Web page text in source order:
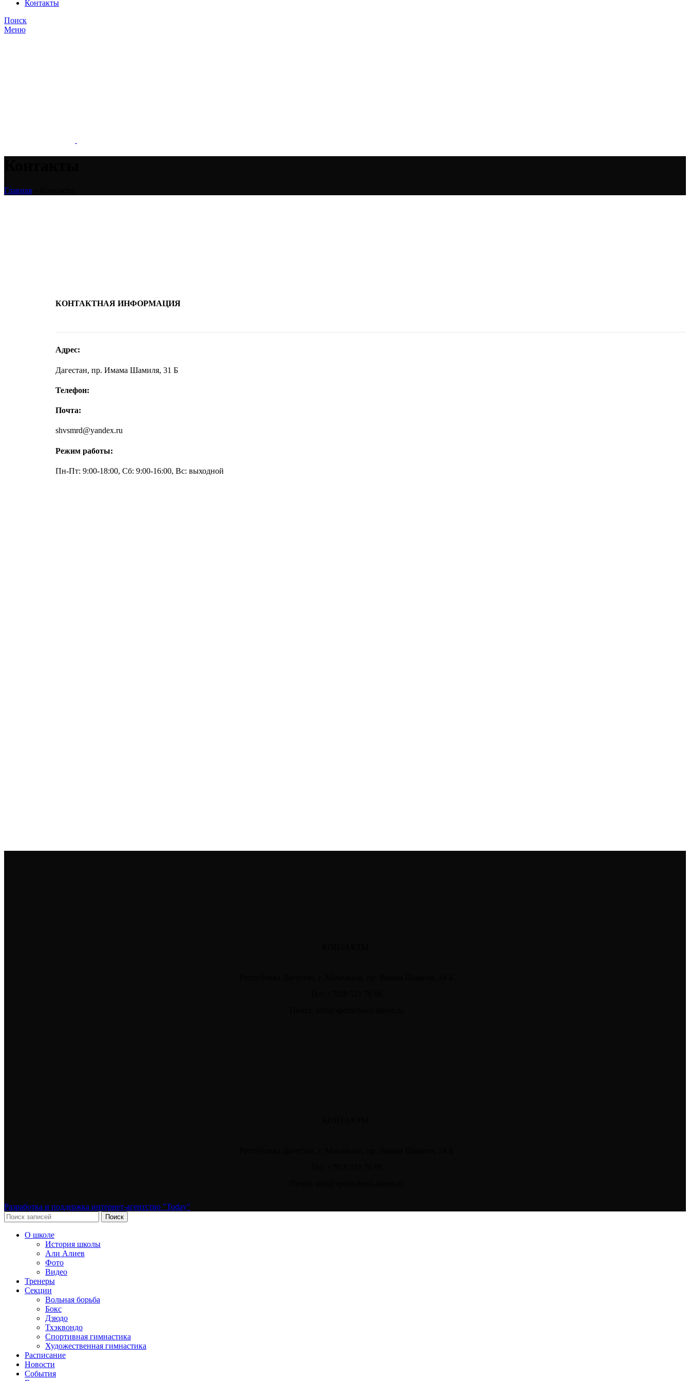
Контакты
Поиск
Меню
Главная
КОНТАКТНАЯ ИНФОРМАЦИЯ
Адрес:
Дагестан, пр. Имама Шамиля, 31 Б
Телефон:
Почта:
shvsmrd@yandex.ru
Режим работы:
Пн-Пт: 9:00-18:00, Сб: 9:00-16:00, Вс: выходной
Разработка и поддержка интернет-агентство "Today"
Поиск
О школе
История школы
Али Алиев
Фото
Видео
Тренеры
Секции
Вольная борьба
Бокс
Дзюдо
Тхэквондо
Спортивная гимнастика
Художественная гимнастика
Расписание
Новости
События